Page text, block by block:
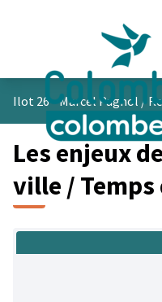
Ilot 26 - Marcel Pagnol /
Les enjeux
ville / Temps